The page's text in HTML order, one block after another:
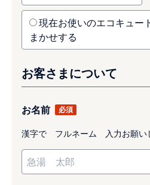
現在お使いのエコキュー
まかせする
お客さまについて
お名前
漢字で フルネーム 入力お願い